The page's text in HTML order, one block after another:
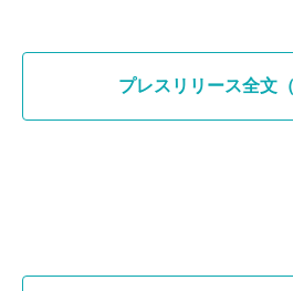
プレスリリース全文